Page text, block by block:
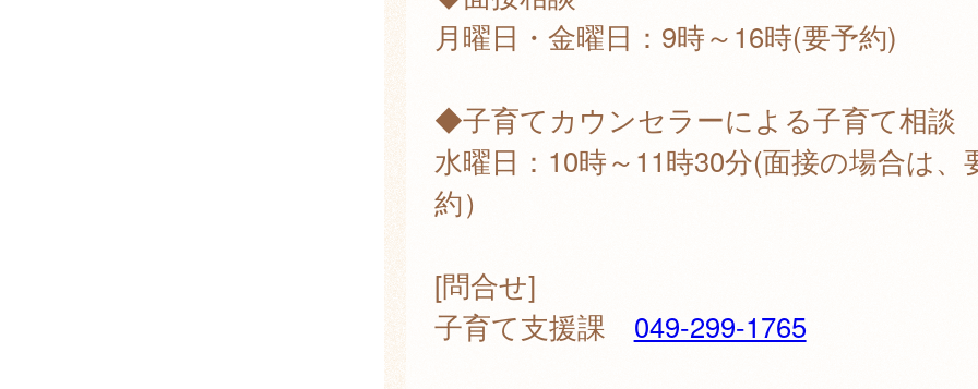
月曜日・金曜日：9時～16時(要予約)
◆子育てカウンセラーによる子育て相談
水曜日：10時～11時30分(面接の場合は、
約）
[問合せ]
子育て支援課 049-299-1765